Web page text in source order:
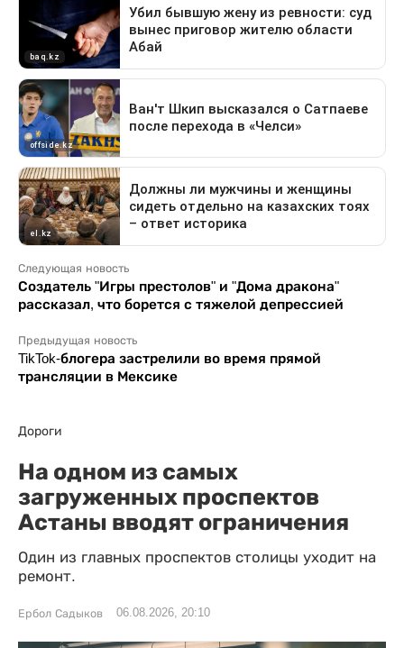
Следующая новость
Создатель "Игры престолов" и "Дома дракона"
рассказал, что борется с тяжелой депрессией
Предыдущая новость
TikTok-блогера застрелили во время прямой
трансляции в Мексике
Дороги
На одном из самых
загруженных проспектов
Астаны вводят ограничения
Один из главных проспектов столицы уходит на
ремонт.
Ербол Садыков 06.08.2026, 20:10